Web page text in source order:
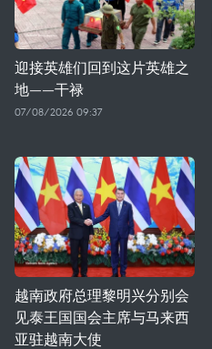
迎接英雄们回到这片英雄之
地——干禄
07/08/2026 09:37
越南政府总理黎明兴分别会
见泰王国国会主席与马来西
亚驻越南大使